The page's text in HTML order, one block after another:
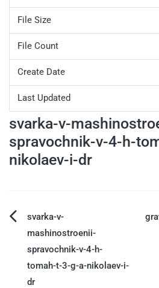
File Size
File Count
Create Date
Last Updated
svarka-v-
spravochnik-v-4-h-
nikolaev-i-dr
svarka-v-
mashinostroenii-
spravochnik-v-4-h-
tomah-t-3-g-a-nikolaev-i-
dr